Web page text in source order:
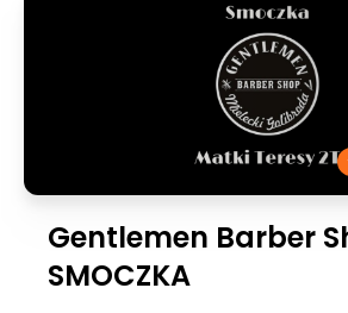
Gentlemen Barber
SMOCZKA